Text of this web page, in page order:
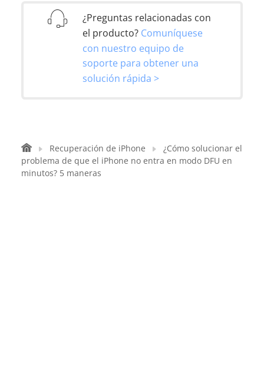
¿Preguntas relacionadas con
el producto? Comuníquese
con nuestro equipo de
soporte para obtener una
solución rápida >
Recuperación de iPhone
¿Cómo solucionar el
problema de que el iPhone no entra en modo DFU en
minutos? 5 maneras